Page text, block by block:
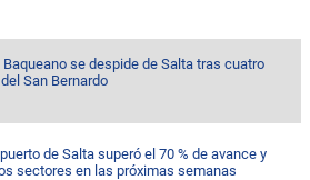
Baqueano se despide de Salta tras cuatro
San Bernardo
de Salta superó el 70 % de avance y
sectores en las próximas semanas